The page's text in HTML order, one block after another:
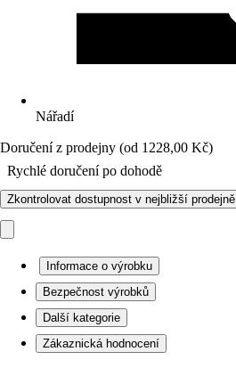
Nářadí
Doručení z prodejny (od 1228,00 Kč)
Rychlé doručení po dohodě
Zkontrolovat dostupnost v nejbližší prodejně
Informace o výrobku
Bezpečnost výrobků
Další kategorie
Zákaznická hodnocení